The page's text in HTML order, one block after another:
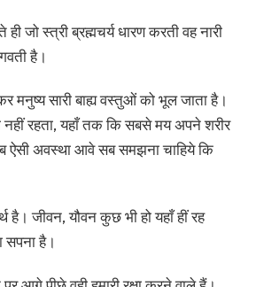
जो स्त्री ब्रह्मचर्य धारण करती वह नारी
है।
मनुष्य सारी बाह्य वस्तुओं को भूल जाता है।
रहता, यहाँ तक कि सबसे मय अपने शरीर
ऐसी अवस्था आवे सब समझना चाहिये कि
है। जीवन, यौवन कुछ भी हो यहाँ हीं रह
सपना है।